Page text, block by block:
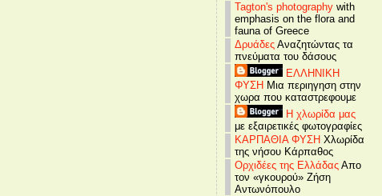
Tagton's photographywith
emphasis on the flora and
fauna of Greece
ΔρυάδεςΑναζητώντας τα
πνεύματα του δάσους
ΕΛΛΗΝΙΚΗ
ΦΥΣΗ Μια περιηγηση στην
χωρα που καταστρεφουμε
Η χλωρίδα μας
με εξαιρετικές φωτογραφίες
ΚΑΡΠΑΘΙΑ ΦΥΣΗ Χλωρίδα
της νήσου Κάρπαθος
Ορχιδέες της ΕλλάδαςΑπο
τον «γκουρού» Ζήση
Αντωνόπουλο